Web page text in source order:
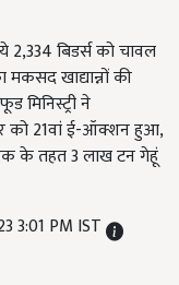
बिडर्स को चावल
खाद्यान्नों की
मिनिस्ट्री ने
को 21वां ई-ऑक्शन हुआ,
के तहत 3 लाख टन गेहूं
3:01 PM IST